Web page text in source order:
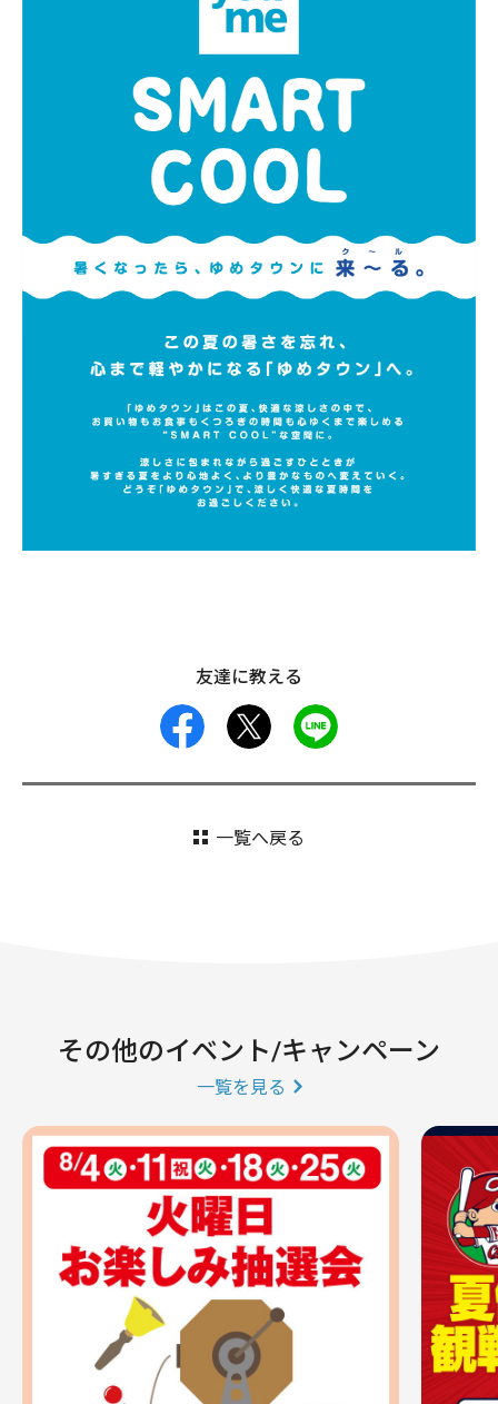
友達に教える
facebook
一覧へ戻る
その他のイベント/キャンペーン
一覧を見る